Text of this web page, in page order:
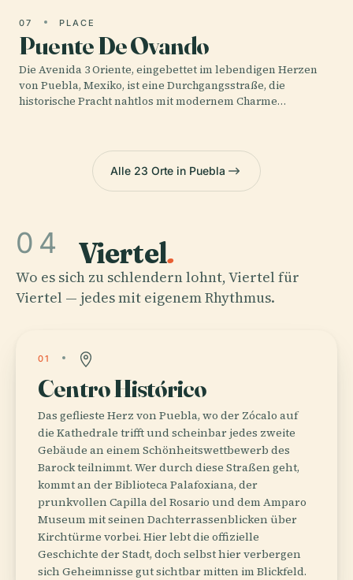
07 PLACE
Puente De Ovando
Die Avenida 3 Oriente, eingebettet im lebendigen Herzen
von Puebla, Mexiko, ist eine Durchgangsstraße, die
historische Pracht nahtlos mit modernem Charme…
Alle 23 Orte in Puebla
04 Viertel.
Wo es sich zu schlendern lohnt, Viertel für
Viertel — jedes mit eigenem Rhythmus.
01
Centro Histórico
Das geflieste Herz von Puebla, wo der Zócalo auf
die Kathedrale trifft und scheinbar jedes zweite
Gebäude an einem Schönheitswettbewerb des
Barock teilnimmt. Wer durch diese Straßen geht,
kommt an der Biblioteca Palafoxiana, der
prunkvollen Capilla del Rosario und dem Amparo
Museum mit seinen Dachterrassenblicken über
Kirchtürme vorbei. Hier lebt die offizielle
Geschichte der Stadt, doch selbst hier verbergen
sich Geheimnisse gut sichtbar mitten im Blickfeld.